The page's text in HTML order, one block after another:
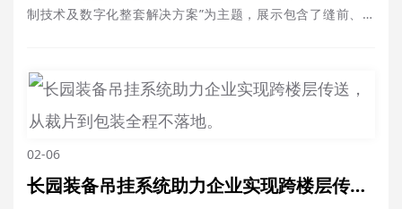
制技术及数字化整套解决方案”为主题，展示包含了缝前、缝
长园装备制造有限公司（简称：长园装备）携智能裁剪机、智
能铺布机、智能吊挂系……
02-06
长园装备吊挂系统助力企业实现跨楼层传送，从裁片到包装全程不落地。